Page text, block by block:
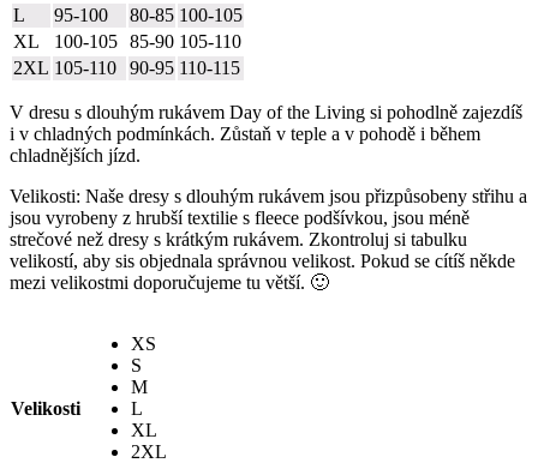
L
95-100 80-85 100-105
XL
100-105 85-90 105-110
2XL 105-110 90-95 110-115
V dresu s dlouhým rukávem Day of the Living si pohodlně zajezdíš
i v chladných podmínkách. Zůstaň v teple a v pohodě i během
chladnějších jízd.
Velikosti: Naše dresy s dlouhým rukávem jsou přizpůsobeny střihu a
jsou vyrobeny z hrubší textilie s fleece podšívkou, jsou méně
strečové než dresy s krátkým rukávem. Zkontroluj si tabulku
velikostí, aby sis objednala správnou velikost. Pokud se cítíš někde
mezi velikostmi doporučujeme tu větší. 🙂
Velikosti
XS
S
M
L
XL
2XL